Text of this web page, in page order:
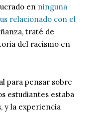
en ninguna
relacionado con el
traté de
del racismo en
para pensar sobre
estudiantes estaba
y la experiencia